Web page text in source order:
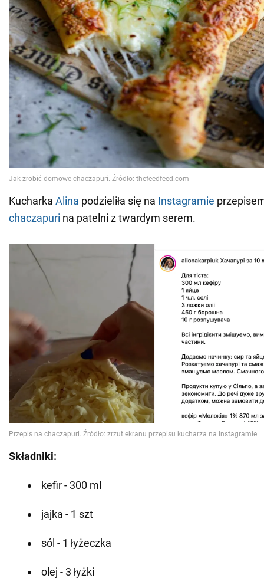
Kucharka Alina podzieliła się na Instagramie
chaczapuri na patelni z twardym serem.
Składniki:
kefir - 300 ml
jajka - 1 szt
sól - 1 łyżeczka
olej - 3 łyżki